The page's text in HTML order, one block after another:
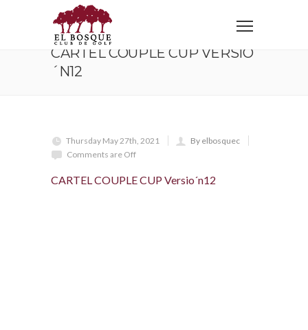
Home CARTEL COUPLE CUP Versio´n12
CARTEL COUPLE CUP VERSIO
´N12
Thursday May 27th, 2021
By elbosquec
Comments are Off
CARTEL COUPLE CUP Versio´n12